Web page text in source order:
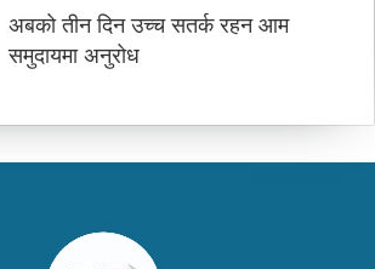
अबको तीन दिन उच्च सतर्क रहन आम
समुदायमा अनुरोध